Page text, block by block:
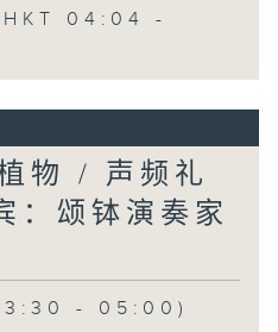
04:04 -
物 / 声频礼
：颂钵演奏家
- 05:00)